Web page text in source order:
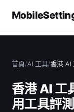
首頁/AI 工具/香港 AI
香港 AI 工
用工具評